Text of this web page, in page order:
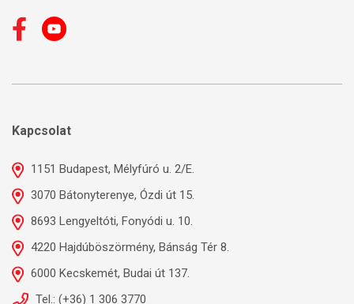
Kapcsolat
1151 Budapest, Mélyfúró u. 2/E.
3070 Bátonyterenye, Ózdi út 15.
8693 Lengyeltóti, Fonyódi u. 10.
4220 Hajdúböszörmény, Bánság Tér 8.
6000 Kecskemét, Budai út 137.
Tel.: (+36) 1 306 3770